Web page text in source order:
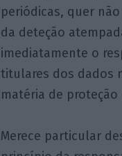
periódicas, quer
da deteção
imediatamente o
titulares dos dados
matéria de proteção
Merece particular